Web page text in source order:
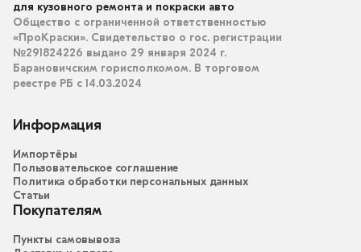
для кузовного ремонта и покраски авто
Общество с ограниченной ответственностью
«ПроКраски». Свидетельство о гос. регистрации
№291824226 выдано 29 января 2024 г.
Барановичским горисполкомом. В торговом
реестре РБ с 14.03.2024
Информация
Импортёры
Пользовательское соглашение
Политика обработки персональных данных
Статьи
Покупателям
Пункты самовывоза